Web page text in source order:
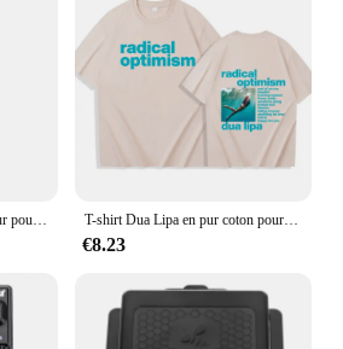
Nano Spray nettoyant à vapeur pour le visage, Machine de pulvérisation de beauté, Rechargeable par USB T-shirt Dua Lipa en pur coton pour hommes et femmes, décontracté, à manches courtes, avec optimisme radical, Harajuku, été
€8.23